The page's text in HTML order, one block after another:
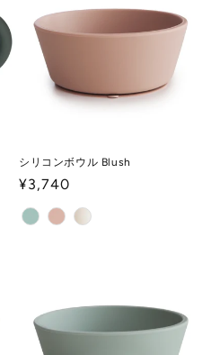
シリコンボウル Blush
通
常
価
¥3,740